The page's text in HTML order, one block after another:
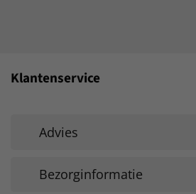
Klantenservice
Advies
Bezorginformatie